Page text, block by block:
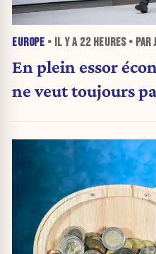
EUROPE • IL Y A 22 HEURES• PAR
En plein essor
ne veut toujours